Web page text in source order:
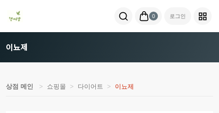
0 로그인
이뇨제
상점 메인 쇼핑몰 다이어트 이뇨제